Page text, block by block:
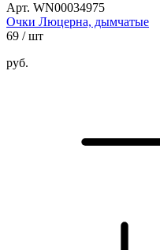
Арт. WN00034975
Очки Люцерна, дымчатые
69 / шт
руб.